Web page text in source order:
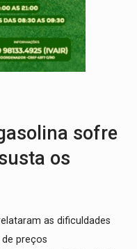
importantes para quem quer
nova espécie de rã em florestas
celular usado? Veja como consultar o
sofre
os
as dificuldades
preços